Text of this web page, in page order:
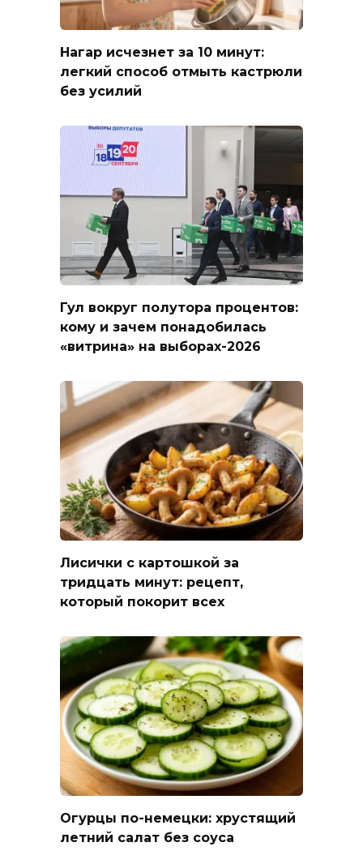
Нагар исчезнет за 10 минут:
легкий способ отмыть кастрюли
без усилий
Гул вокруг полутора процентов:
кому и зачем понадобилась
«витрина» на выборах-2026
Лисички с картошкой за
тридцать минут: рецепт,
который покорит всех
Огурцы по-немецки: хрустящий
летний салат без соуса